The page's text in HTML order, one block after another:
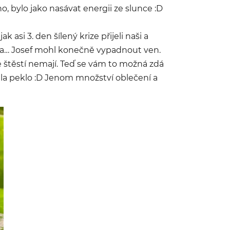
bylo jako nasávat energii ze slunce :D
asi 3. den šílený krize přijeli naši a
Josef mohl konečně vypadnout ven.
nemají. Teď se vám to možná zdá
peklo :D Jenom množství oblečení a